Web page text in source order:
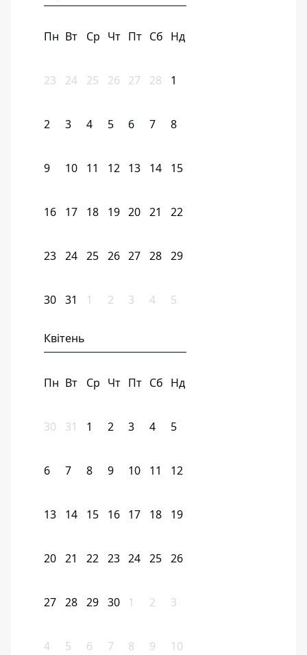
Пн Вт Ср Чт Пт Сб Нд
23 24 25 26 27 28 1
2 3 4 5 6 7 8
9 10 11 12 13 14 15
16 17 18 19 20 21 22
23 24 25 26 27 28 29
30 31 1 2 3 4 5
Квітень
Пн Вт Ср Чт Пт Сб Нд
30 31 1 2 3 4 5
6 7 8 9 10 11 12
13 14 15 16 17 18 19
20 21 22 23 24 25 26
27 28 29 30 1 2 3
4 5 6 7 8 9 10